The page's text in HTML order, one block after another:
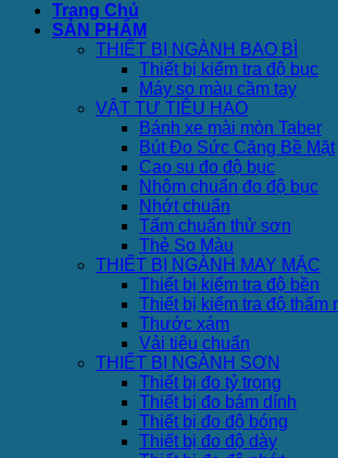
Trang Chủ
SẢN PHẨM
THIẾT BỊ NGÀNH BAO BÌ
Thiết bị kiểm tra độ bục
Máy so màu cầm tay
VẬT TƯ TIÊU HAO
Bánh xe mài mòn Taber
Bút Đo Sức Căng Bề Mặt
Cao su đo độ bục
Nhôm chuẩn đo độ bục
Nhớt chuẩn
Tấm chuẩn thử sơn
Thẻ So Màu
THIẾT BỊ NGÀNH MAY MẶC
Thiết bị kiểm tra độ bền
Thiết bị kiểm tra độ thấm
Thước xám
Vải tiêu chuẩn
THIẾT BỊ NGÀNH SƠN
Thiết bị đo tỷ trọng
Thiết bị đo bám dính
Thiết bị đo độ bóng
Thiết bị đo độ dày